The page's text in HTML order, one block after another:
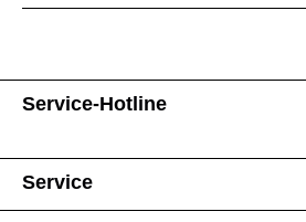
Service-Hotline
Service